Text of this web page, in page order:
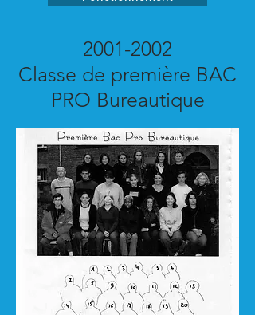
2001-2002
Classe de première BAC
PRO Bureautique